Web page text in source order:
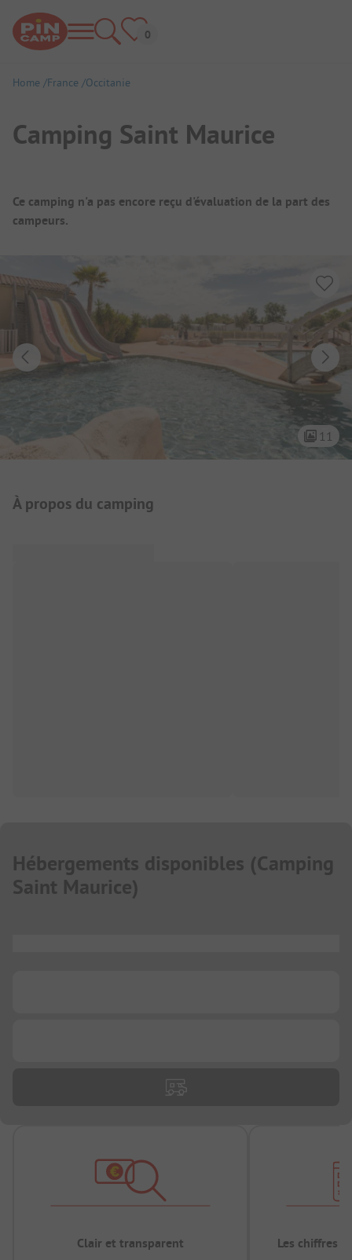
Home France Occitanie
Camping Saint Maurice
Aperçu du camping
Ce camping n'a pas encore reçu d'évaluation de la part des
campeurs.
11
Présentation du camping
À propos du camping
Hébergements disponibles (Camping
Saint Maurice)
Clair et transparent Les chiffres